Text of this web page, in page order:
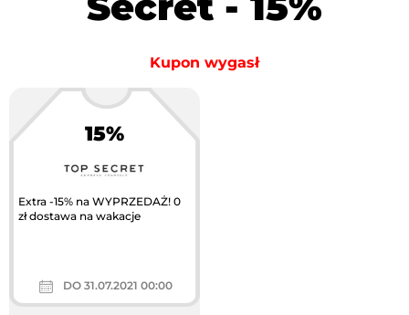
Kupon wygasł
15%
Extra -15% na WYPRZEDAŻ! 0
zł dostawa na wakacje
DO 31.07.2021 00:00